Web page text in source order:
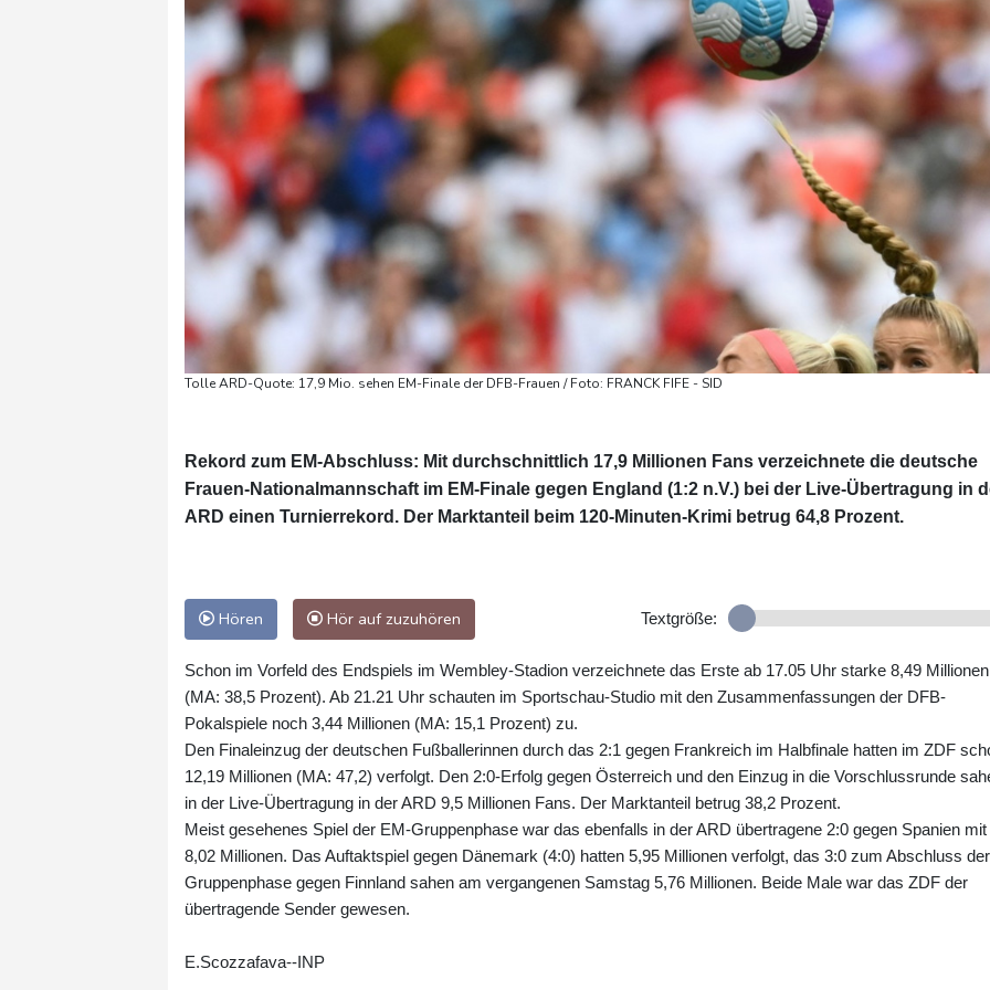
Tolle ARD-Quote: 17,9 Mio. sehen EM-Finale der DFB-Frauen / Foto: FRANCK FIFE - SID
Rekord zum EM-Abschluss: Mit durchschnittlich 17,9 Millionen Fans verzeichnete die deutsche
Frauen-Nationalmannschaft im EM-Finale gegen England (1:2 n.V.) bei der Live-Übertragung in
ARD einen Turnierrekord. Der Marktanteil beim 120-Minuten-Krimi betrug 64,8 Prozent.
Hören Hör auf zuzuhören Textgröße:
Schon im Vorfeld des Endspiels im Wembley-Stadion verzeichnete das Erste ab 17.05 Uhr starke 8,49 Millionen
(MA: 38,5 Prozent). Ab 21.21 Uhr schauten im Sportschau-Studio mit den Zusammenfassungen der DFB-
Pokalspiele noch 3,44 Millionen (MA: 15,1 Prozent) zu.
Den Finaleinzug der deutschen Fußballerinnen durch das 2:1 gegen Frankreich im Halbfinale hatten im ZDF
12,19 Millionen (MA: 47,2) verfolgt. Den 2:0-Erfolg gegen Österreich und den Einzug in die Vorschlussrunde
in der Live-Übertragung in der ARD 9,5 Millionen Fans. Der Marktanteil betrug 38,2 Prozent.
Meist gesehenes Spiel der EM-Gruppenphase war das ebenfalls in der ARD übertragene 2:0 gegen Spanien mit
8,02 Millionen. Das Auftaktspiel gegen Dänemark (4:0) hatten 5,95 Millionen verfolgt, das 3:0 zum Abschluss der
Gruppenphase gegen Finnland sahen am vergangenen Samstag 5,76 Millionen. Beide Male war das ZDF der
übertragende Sender gewesen.
E.Scozzafava--INP